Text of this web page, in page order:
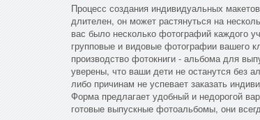
Процесс создания индивидуальных
длителен, он может растянуться на
вас было несколько фотографий каждого
групповые и видовые фотографии вашего
производство фотокниги - альбома для
уверены, что ваши дети не останутся без
либо причинам не успевает заказать
Форма предлагает удобный и недорогой
готовые выпускные фотоальбомы, они